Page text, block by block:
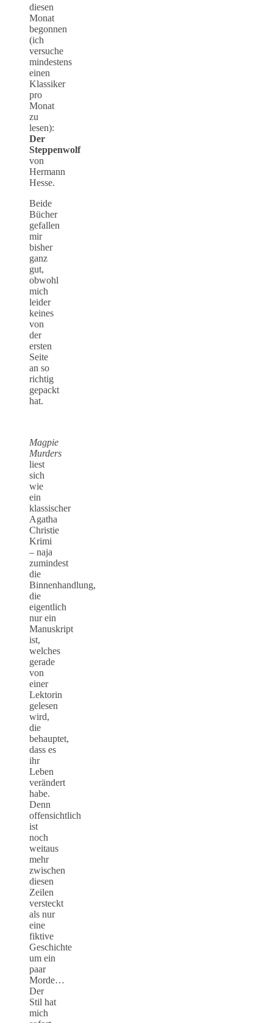
diesen
Monat
begonnen
(ich
versuche
mindestens
einen
Klassiker
pro
Monat
zu
lesen):
Der
Steppenwolf
von
Hermann
Hesse.
Beide
Bücher
gefallen
mir
bisher
ganz
gut,
obwohl
mich
leider
keines
von
der
ersten
Seite
an so
richtig
gepackt
hat.
Magpie
Murders
liest
sich
wie
ein
klassischer
Agatha
Christie
Krimi
– naja
zumindest
die
Binnenhandlung,
die
eigentlich
nur ein
Manuskript
ist,
welches
gerade
von
einer
Lektorin
gelesen
wird,
die
behauptet,
dass es
ihr
Leben
verändert
habe.
Denn
offensichtlich
ist
noch
weitaus
mehr
zwischen
diesen
Zeilen
versteckt
als nur
eine
fiktive
Geschichte
um ein
paar
Morde…
Der
Stil hat
mich